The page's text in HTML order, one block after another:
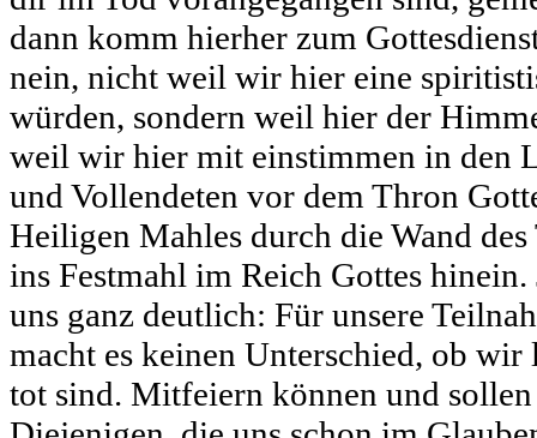
dann komm hierher zum
nein, nicht weil wir hier eine
würden, sondern weil hier der
weil wir hier mit einstimmen in den
und Vollendeten vor dem Thron
Heiligen Mahles durch die Wand
ins Festmahl im Reich Gottes hinein.
uns ganz deutlich: Für unsere
macht es keinen Unterschied, ob
tot sind. Mitfeiern können und